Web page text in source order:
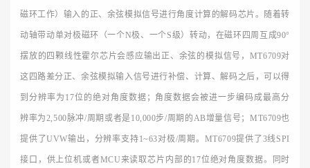
磁环工作）输入的正、余弦模拟信号进行角度计算的解码芯片。随着转
动轴带动单对极磁环（一个N极、一个S级）转动，在磁环四周互成90°
摆放的四颗线性霍尔芯片会感应输出正、余弦的模拟信号，MT6709对
这四路差分正、余弦模拟输入信号进行补偿、计算、解码之后，可以得
到分辨率为17位的绝对角度数据；角度数据会被进一步编码成最高分
辨率为2,500脉冲/周期或者是10,000步/周期的AB增量信号；MT6709也
提供了UVW输出，分辨率支持1~63对极/周期。MT6709提供了3线SPI
接口，供上位机或者MCU来读取芯片内部的17位绝对角度数据。同时